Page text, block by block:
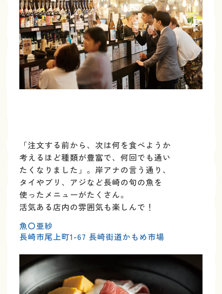
「注文する前から、次は何を食べようか
考えるほど種類が豊富で、何回でも通い
たくなりました」。 岸アナの言う通り、
タイやブリ、アジなど長崎の旬の魚を
使ったメニューがたくさん。
活気ある店内の雰囲気も楽しんで！
魚〇亜紗
長崎市尾上町1-67 長崎街道かもめ市場